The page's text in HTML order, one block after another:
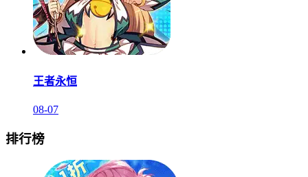
王者永恒
08-07
排行榜